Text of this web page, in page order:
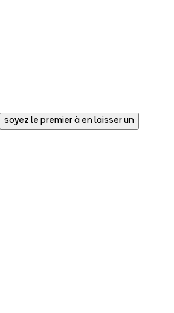
soyez le premier à en laisser un